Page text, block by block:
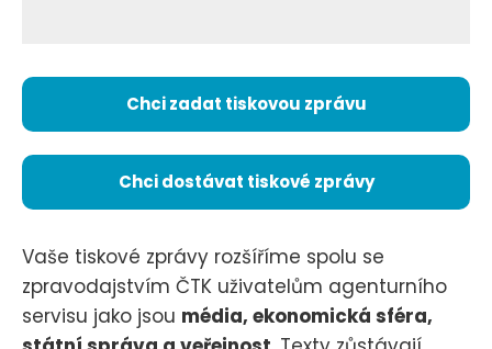
Chci zadat tiskovou zprávu
Chci dostávat tiskové zprávy
Vaše tiskové zprávy rozšíříme spolu se
zpravodajstvím ČTK uživatelům agenturního
servisu jako jsou média, ekonomická sféra,